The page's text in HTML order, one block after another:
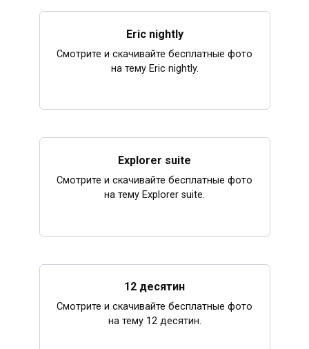
Eric nightly
Смотрите и скачивайте бесплатные фото
на тему Eric nightly.
Explorer suite
Смотрите и скачивайте бесплатные фото
на тему Explorer suite.
12 десятин
Смотрите и скачивайте бесплатные фото
на тему 12 десятин.